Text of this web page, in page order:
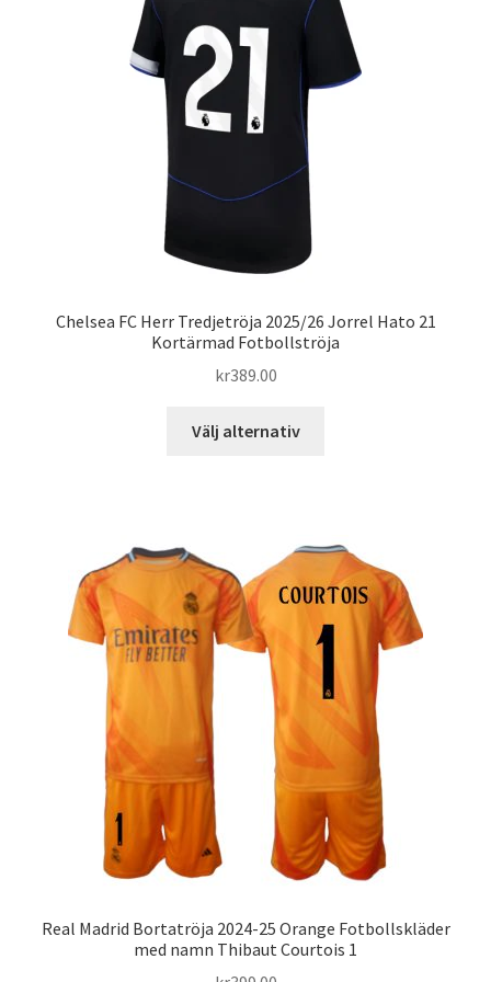
alternativen
väljas
Chelsea FC Herr Tredjetröja 2025/26 Jorrel Hato 21
Kortärmad Fotbollströja
kr389.00
Välj alternativ
varianter.
De
olika
alternativen
kan
väljas
på
produktsidan
Real Madrid Bortatröja 2024-25 Orange Fotbollskläder
med namn Thibaut Courtois 1